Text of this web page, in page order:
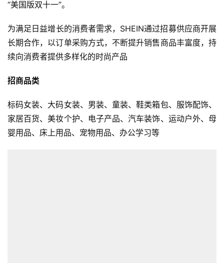
“美国版双十一”。
为满足日益增长的消费者需求，SHEIN通过招募供应商开展
长期合作，以订单采购方式，不断提升销售商品丰富度，持
续向消费者提供多样化的时尚产品
招商品类
标码女装、大码女装、男装、童装、鞋类箱包、服饰配饰、
家居百货、美妆个护、电子产品、汽车装饰、运动户外、母
婴用品、床上用品、宠物用品、办公学习等